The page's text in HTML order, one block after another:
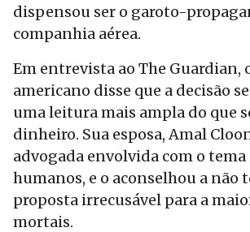
dispensou ser o garoto-
companhia aérea.
Em entrevista ao The Guardian,
americano disse que a decisão
uma leitura mais ampla do que
dinheiro. Sua esposa, Amal
advogada envolvida com o
humanos, e o aconselhou a não
proposta irrecusável para a
mortais.